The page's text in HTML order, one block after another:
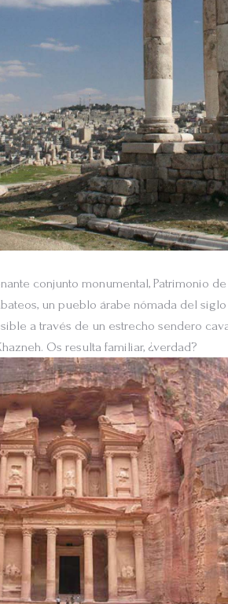
conjunto monumental, Patrimonio de
un pueblo árabe nómada del
a través de un estrecho sendero
Os resulta familiar, ¿verdad?